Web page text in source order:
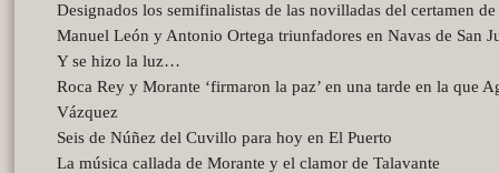
Designados los semifinalistas de las novilladas del certamen
Manuel León y Antonio Ortega triunfadores en Navas de San
Y se hizo la luz…
Roca Rey y Morante ‘firmaron la paz’ en una tarde en la que
Vázquez
Seis de Núñez del Cuvillo para hoy en El Puerto
La música callada de Morante y el clamor de Talavante